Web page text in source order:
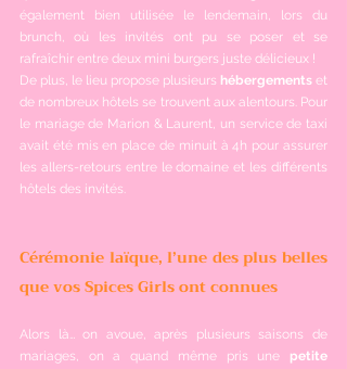
également bien utilisée le lendemain, lors du
brunch, où les invités ont pu se poser et se
rafraîchir entre deux mini burgers juste délicieux !
De plus, le lieu propose plusieurs hébergements et
de nombreux hôtels se trouvent aux alentours. Pour
le mariage de Marion & Laurent, un service de taxi
avait été mis en place de minuit à 4h pour assurer
les allers-retours entre le domaine et les différents
hôtels des invités.
Cérémonie laïque, l’une des plus belles
que vos Spices Girls ont connues
Alors là… on avoue, après plusieurs saisons de
mariages, on a quand même pris une petite